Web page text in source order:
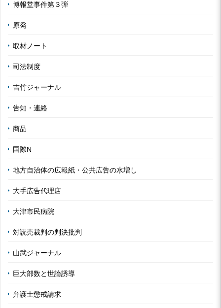
博報堂事件第３弾
原発
取材ノート
司法制度
吉竹ジャーナル
告知・連絡
商品
国際N
地方自治体の広報紙・公共広告の水増し
大手広告代理店
大津市民病院
対読売裁判の判決批判
山武ジャーナル
巨大部数と世論誘導
弁護士懲戒請求